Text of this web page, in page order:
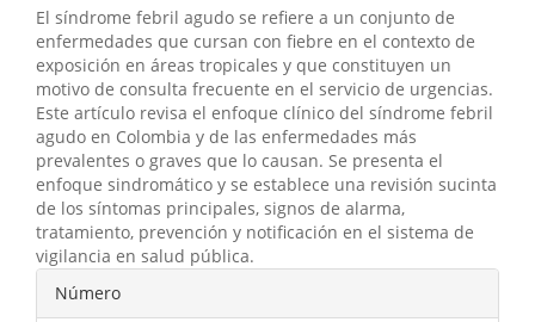
El síndrome febril agudo se refiere a un conjunto de
enfermedades que cursan con fiebre en el contexto de
exposición en áreas tropicales y que constituyen un
motivo de consulta frecuente en el servicio de urgencias.
Este artículo revisa el enfoque clínico del síndrome febril
agudo en Colombia y de las enfermedades más
prevalentes o graves que lo causan. Se presenta el
enfoque sindromático y se establece una revisión sucinta
de los síntomas principales, signos de alarma,
tratamiento, prevención y notificación en el sistema de
vigilancia en salud pública.
Detalles
Número